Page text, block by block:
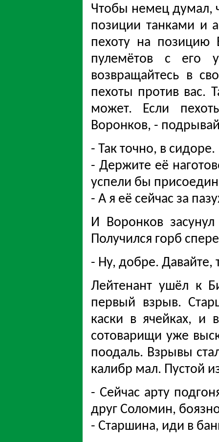
Чтобы немец думал,
позиции танками и
пехоту на позицию
пулемётов с его
возвращайтесь в
пехоты против вас.
может. Если
Воронков, -
- Так точно, в сидоре.
- Держите её
успели бы
- А я её сейчас за
И Воронков
Получился горб
- Ну, добре.
Лейтенант ушёл к
первый взрыв.
каски в ячейках, и
сотоварищи уже
поодаль. Взрывы
калибр мал. Пустой
- Сейчас арту
друг Соломин,
- Старшина, иди в